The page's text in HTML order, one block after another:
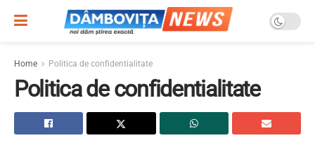
Home Politica de confidentialitate
Politica de confidentialitate